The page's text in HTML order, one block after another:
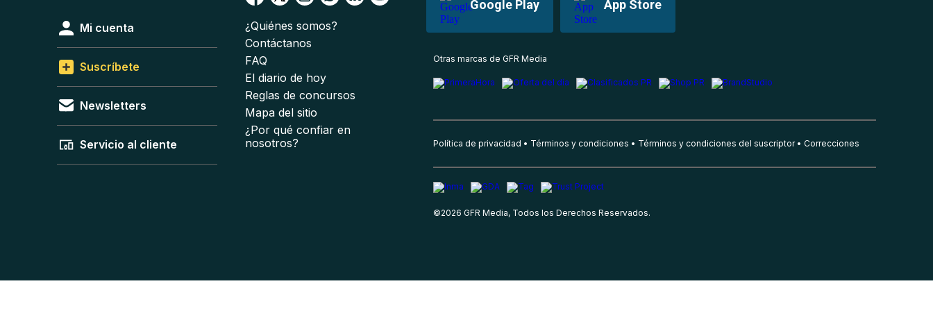
Google Play App Store
Mi cuenta
Suscríbete
Newsletters
Servicio al cliente
¿Quiénes somos?
Contáctanos
FAQ
El diario de hoy
Reglas de concursos
Mapa del sitio
¿Por qué confiar en
nosotros?
Otras marcas de GFR Media
Política de privacidad Términos y condiciones Términos y condiciones del suscriptor Correcciones
©2026 GFR Media, Todos los Derechos Reservados.